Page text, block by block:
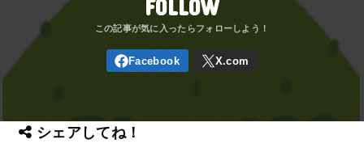
FOLLOW
シェアしてね！